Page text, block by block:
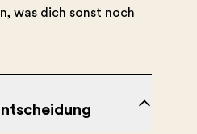
was dich sonst noch